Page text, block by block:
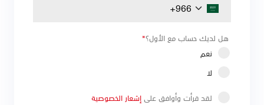
هل لديك حساب مع الأول؟*
نعم
لا
لقد قرأت وأوافق علىإشعار الخصوصية‍‍